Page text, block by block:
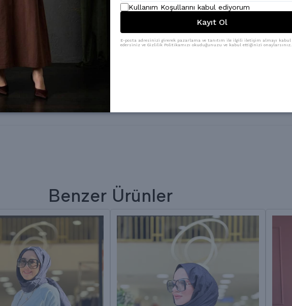
Benzer Ürünler
Kullanım Koşullarını kabul ediyorum
Kayıt Ol
E-posta adresinizi girerek pazarlama ve tanıtım ile ilgili iletişim almayı kabul
edersiniz ve Gizlilik Politikamızı okuduğunuzu ve kabul ettiğinizi onaylarsınız.